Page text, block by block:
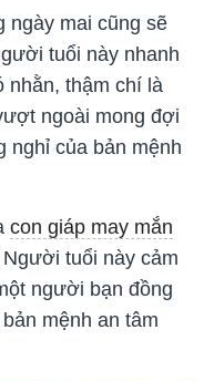
ngày mai cũng sẽ
tuổi này nhanh
nhằn, thậm chí là
ngoài mong đợi
nghỉ của bản mệnh
con giáp may mắn
tuổi này cảm
người bạn đồng
mệnh an tâm